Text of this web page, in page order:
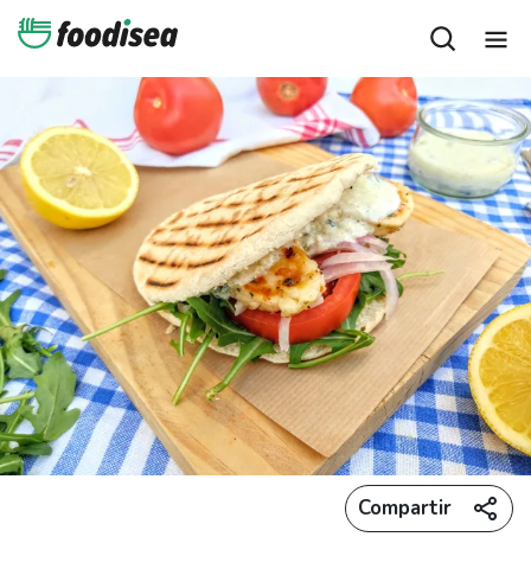
Compartir